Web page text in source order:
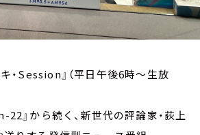
・Session』（平日午後6時～生放
22』から続く、新世代の評論家・荻上